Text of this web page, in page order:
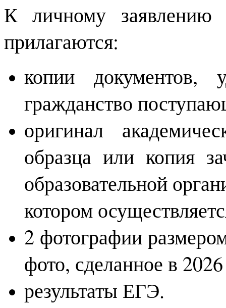
К личному заявлению
прилагаются:
копии документов,
гражданство
оригинал
образца или копия
образовательной
котором
2 фотографии
фото, сделанное в
результаты ЕГЭ.